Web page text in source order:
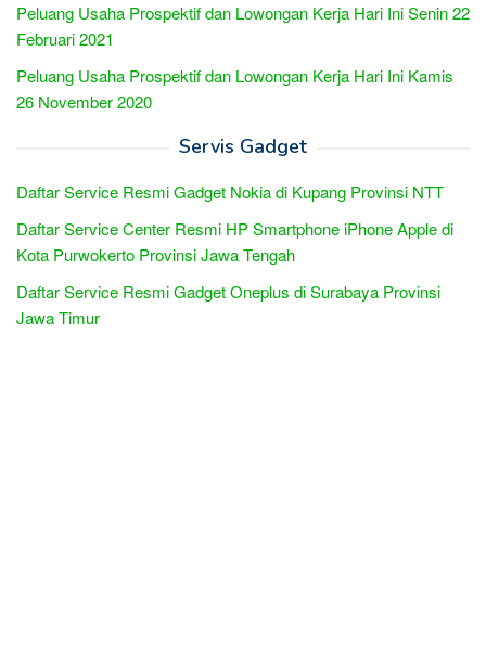
Peluang Usaha Prospektif dan Lowongan Kerja Hari Ini Senin 22
Februari 2021
Peluang Usaha Prospektif dan Lowongan Kerja Hari Ini Kamis
26 November 2020
Servis Gadget
Daftar Service Resmi Gadget Nokia di Kupang Provinsi NTT
Daftar Service Center Resmi HP Smartphone iPhone Apple di
Kota Purwokerto Provinsi Jawa Tengah
Daftar Service Resmi Gadget Oneplus di Surabaya Provinsi
Jawa Timur